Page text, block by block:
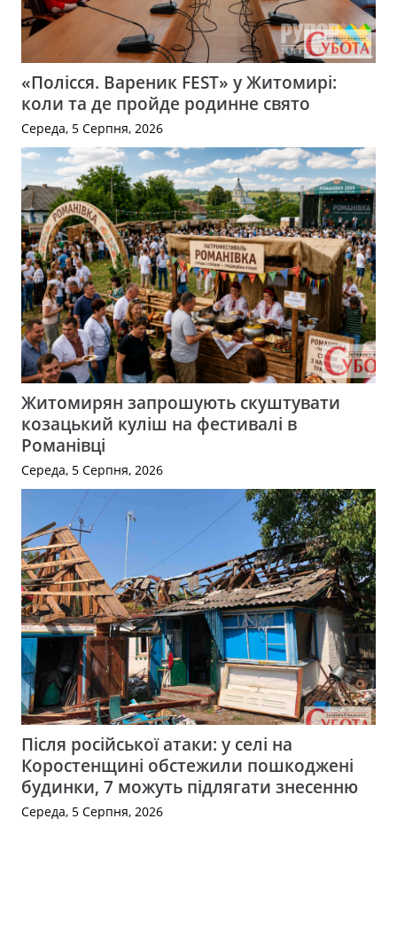
«Полісся. Вареник FEST» у Житомирі:
коли та де пройде родинне свято
Середа, 5 Серпня, 2026
Житомирян запрошують скуштувати
козацький куліш на фестивалі в
Романівці
Середа, 5 Серпня, 2026
Після російської атаки: у селі на
Коростенщині обстежили пошкоджені
будинки, 7 можуть підлягати знесенню
Середа, 5 Серпня, 2026